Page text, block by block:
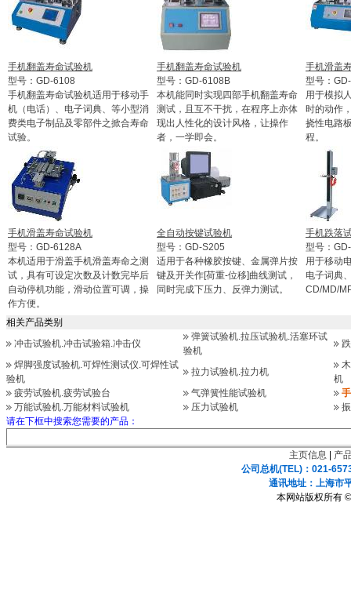
手机翻盖寿命试验机
型号：GD-6108
手机翻盖寿命试验机适用于移动手
机（电话）、电子词典、等小型消
费类电子制品及零部件之掀合寿命
试验。
手机翻盖寿命试验机
型号：GD-6108B
本机能同时实现四部手机翻盖寿命
测试，且互不干扰，在程序上亦体
现出人性化的设计风格，让操作
者，一学即会。
手机滑盖
型号：
用于模拟
时的动作
挠性电路
程。
手机滑盖寿命试验机
型号：GD-6128A
本机适用于滑盖手机滑盖寿命之测
试，具有可设定次数及计数完毕后
自动停机功能，滑动位置可调，操
作方便。
全自动按键试验机
型号：GD-S205
适用于各种橡胶按键、金属弹片按
键及开关作[荷重-位移]曲线测试，
同时完成下压力、反弹力测试。
手机跌落
型号：
用于移动
电子词典
CD/MD/
相关产品类别
冲击试验机.冲击试验箱.冲击仪
弹簧试验机.拉压试验机.活塞环试
验机
焊脚强度试验机.可焊性测试仪.可焊性试
验机
拉力试验机.拉力机
机
疲劳试验机.疲劳试验台
气弹簧性能试验机
万能试验机.万能材料试验机
压力试验机
请在下框中搜索您需要的产品：
主页信息
产
公司总机(TEL)：021-
通讯地址：上海
本网站版权所有